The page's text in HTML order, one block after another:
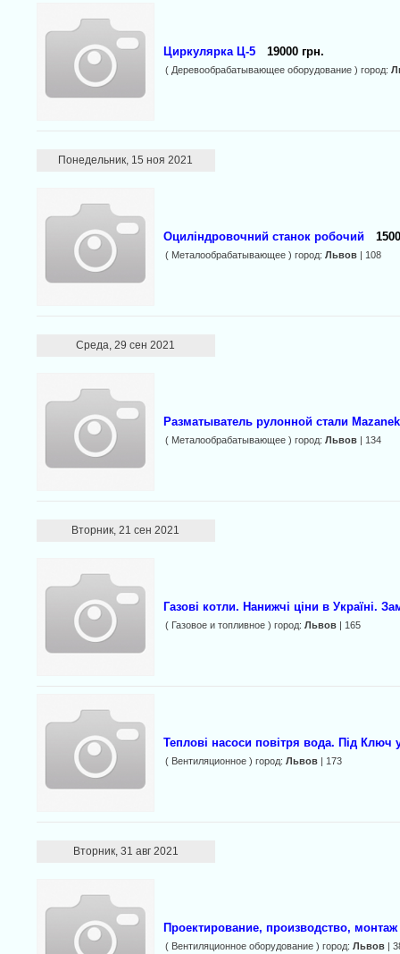
Циркулярка Ц-5 19000 грн.
( Деревообрабатывающее оборудование ) город:
Понедельник, 15 ноя 2021
Оциліндровочний станок робочий
( Металообрабатывающее ) город: Львов| 108
Среда, 29 сен 2021
Разматыватель рулонной стали
( Металообрабатывающее ) город: Львов| 134
Вторник, 21 сен 2021
Газові котли. Нанижчі ціни в Україні.
( Газовое и топливное ) город: Львов| 165
Теплові насоси повітря вода. Під Ключ
( Вентиляционное ) город: Львов| 173
Вторник, 31 авг 2021
Проектирование, производство,
( Вентиляционное оборудование ) город: Львов|